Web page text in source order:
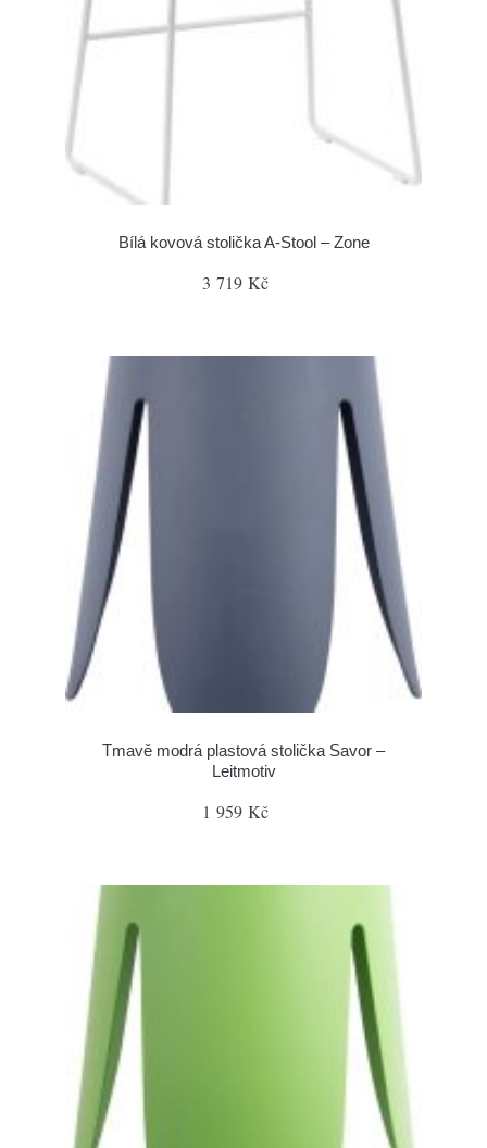
Bílá kovová stolička A-Stool – Zone
3 719 Kč
Tmavě modrá plastová stolička Savor –
Leitmotiv
1 959 Kč